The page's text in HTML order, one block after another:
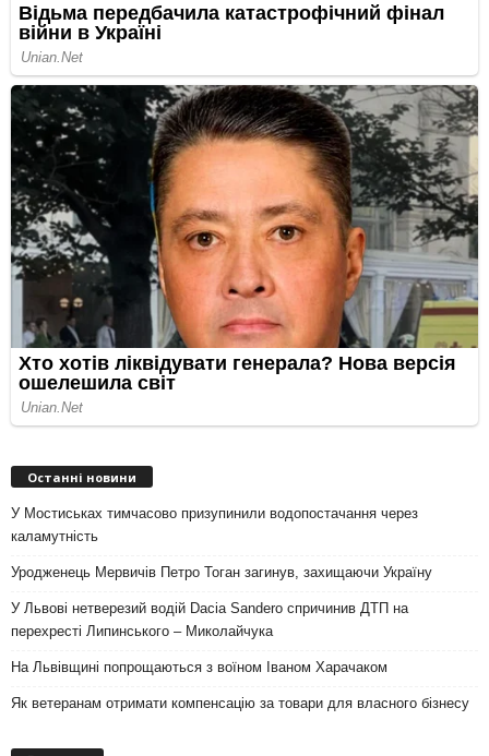
Останні новини
У Мостиськах тимчасово призупинили водопостачання через
каламутність
Уродженець Мервичів Петро Тоган загинув, захищаючи Україну
У Львові нетверезий водій Dacia Sandero спричинив ДТП на
перехресті Липинського – Миколайчука
На Львівщині попрощаються з воїном Іваном Харачаком
Як ветеранам отримати компенсацію за товари для власного бізнесу